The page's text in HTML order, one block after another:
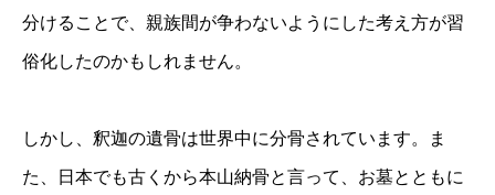
分けることで、親族間が争わないようにした考え方が習
俗化したのかもしれません。
しかし、釈迦の遺骨は世界中に分骨されています。ま
た、日本でも古くから本山納骨と言って、お墓とともに